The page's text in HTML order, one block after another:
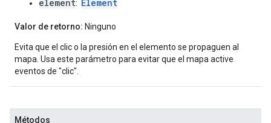
element: Element
Valor de retorno: Ninguno
Evita que el clic o la presión en el elemento se propaguen al
mapa. Usa este parámetro para evitar que el mapa active
eventos de "clic".
Métodos